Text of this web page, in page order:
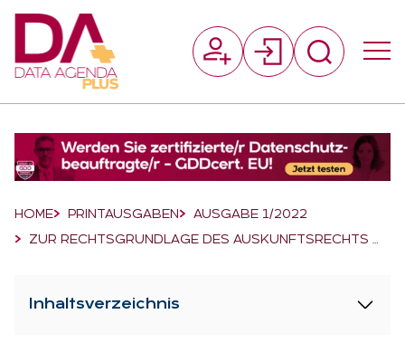
Breadcrumb-Navigation
HOME PRINTAUSGABEN
AUSGABE 1/2022
ZUR RECHTSGRUNDLAGE DES AUSKUNFTSRECHTS …
Inhaltsverzeichnis